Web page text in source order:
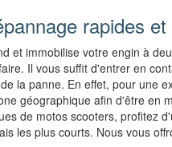
rapides
et immobilise votre engin à
Il vous suffit d'entrer en
la panne. En effet, pour une
géographique afin d'être en
de motos scooters, profitez
les plus courts. Nous vous